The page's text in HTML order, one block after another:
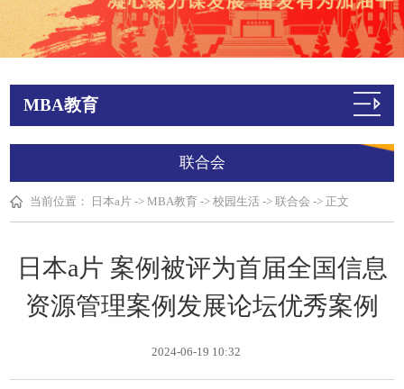
MBA教育
联合会
当前位置： 日本a片 ->MBA教育 ->校园生活 ->联合会 -> 正文
日本a片 案例被评为首届全国信息
资源管理案例发展论坛优秀案例
2024-06-19 10:32